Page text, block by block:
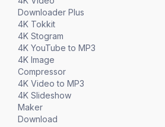
Downloader Plus
4K Tokkit
4K Stogram
4K YouTube to MP3
4K Image
Compressor
4K Video to MP3
4K Slideshow
Maker
Download